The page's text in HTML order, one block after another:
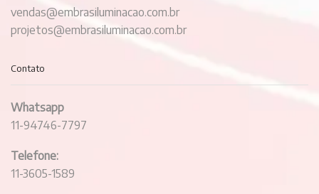
vendas@embrasiluminacao.com.br
projetos@embrasiluminacao.com.br
Contato
Whatsapp
11-94746-7797
Telefone:
11-3605-1589